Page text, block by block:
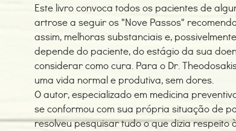
Este livro convoca todos os pacientes de
artrose a seguir os "Nove Passos"
assim, melhoras substanciais e,
depende do paciente, do estágio da sua
considerar como cura. Para o Dr.
uma vida normal e produtiva, sem dores.
O autor, especializado em medicina
se conformou com sua própria situação de
resolveu pesquisar tudo o que dizia respeito